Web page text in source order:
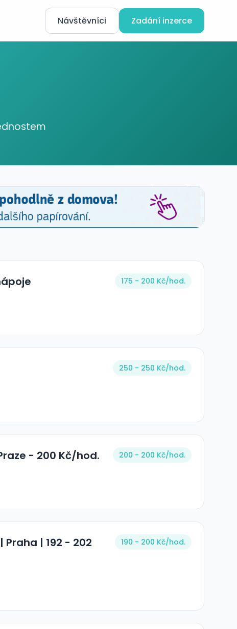
Návštěvníci Zadání inzerce
175 - 200 Kč/hod.
250 - 250 Kč/hod.
- 200 Kč/hod. 200 - 200 Kč/hod.
| 192 - 202
190 - 200 Kč/hod.